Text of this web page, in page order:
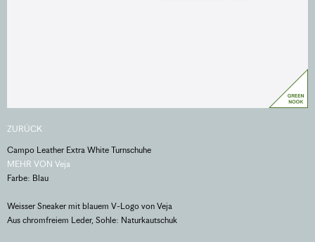
ZURÜCK
Campo Leather Extra White Turnschuhe
MEHR VON Veja
Farbe: Blau
Weisser Sneaker mit blauem V-Logo von Veja
Aus chromfreiem Leder, Sohle: Naturkautschuk